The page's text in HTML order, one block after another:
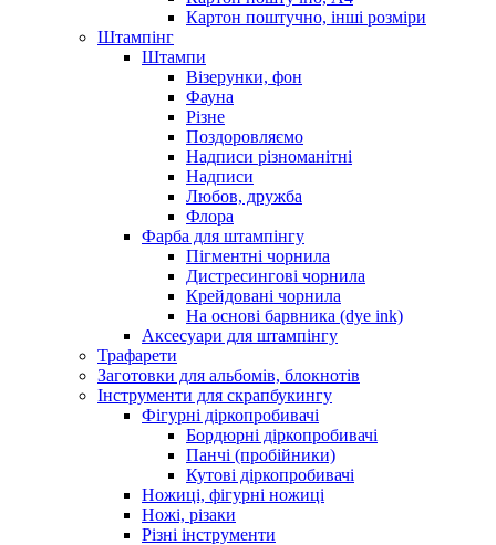
Картон поштучно, інші розміри
Штампінг
Штампи
Візерунки, фон
Фауна
Різне
Поздоровляємо
Надписи різноманітні
Надписи
Любов, дружба
Флора
Фарба для штампінгу
Пігментні чорнила
Дистресингові чорнила
Крейдовані чорнила
На основі барвника (dye ink)
Аксесуари для штампінгу
Трафарети
Заготовки для альбомів, блокнотів
Інструменти для скрапбукингу
Фігурні діркопробивачі
Бордюрні діркопробивачі
Панчі (пробійники)
Кутові діркопробивачі
Ножиці, фігурні ножиці
Ножі, різаки
Різні інструменти